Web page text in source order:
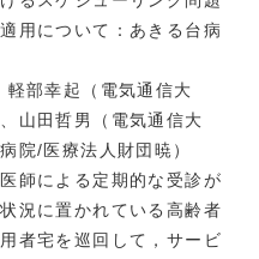
用について：あきる台病
軽部幸起（電気通信大
山田哲男（電気通信大
院/医療法人財団暁）
師による定期的な受診が
況に置かれている高齢者
者宅を巡回して，サービ